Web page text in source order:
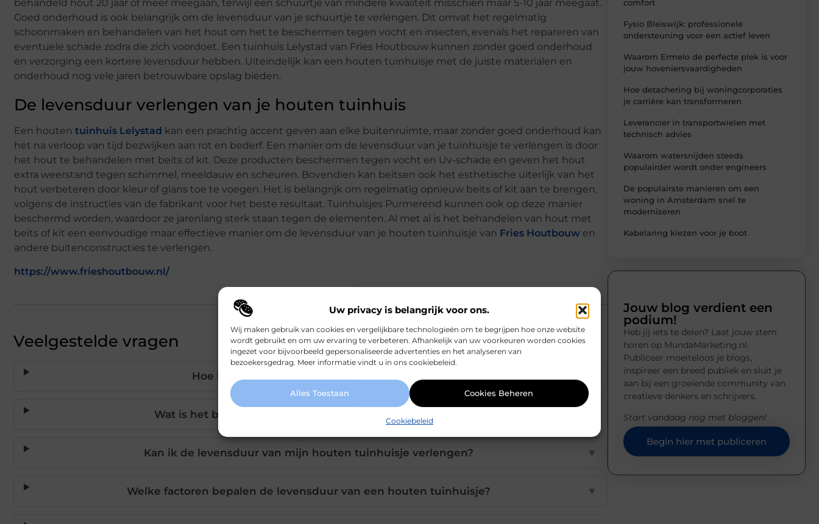
Uw privacy is belangrijk voor ons.
Wij maken gebruik van cookies en vergelijkbare technologieën om te begrijpen hoe onze website
wordt gebruikt en om uw ervaring te verbeteren. Afhankelijk van uw voorkeuren worden cookies
ingezet voor bijvoorbeeld gepersonaliseerde advertenties en het analyseren van
bezoekersgedrag. Meer informatie vindt u in ons cookiebeleid.
Alles Toestaan Cookies Beheren
Cookiebeleid
behandeld hout 20 jaar of meer meegaan, terwijl een schuurtje van mindere kwaliteit misschien maar 5-10 jaar meegaat.
Goed onderhoud is ook belangrijk om de levensduur van je schuurtje te verlengen. Dit omvat het regelmatig
schoonmaken en behandelen van het hout om het te beschermen tegen vocht en insecten, evenals het repareren van
eventuele schade zodra die zich voordoet. Een tuinhuis Lelystad van Fries Houtbouw kunnen zonder goed onderhoud
en verzorging een kortere levensduur hebben. Uiteindelijk kan een houten tuinhuisje met de juiste materialen en
onderhoud nog vele jaren betrouwbare opslag bieden.
De levensduur verlengen van je houten tuinhuis
Een houten tuinhuis Lelystad kan een prachtig accent geven aan elke buitenruimte, maar zonder goed onderhoud kan
het na verloop van tijd bezwijken aan rot en bederf. Een manier om de levensduur van je tuinhuisje te verlengen is door
het hout te behandelen met beits of kit. Deze producten beschermen tegen vocht en Uv-schade en geven het hout
extra weerstand tegen schimmel, meeldauw en scheuren. Bovendien kan beitsen ook het esthetische uiterlijk van het
hout verbeteren door kleur of glans toe te voegen. Het is belangrijk om regelmatig opnieuw beits of kit aan te brengen,
volgens de instructies van de fabrikant voor het beste resultaat. Tuinhuisjes Purmerend kunnen ook op deze manier
beschermd worden, waardoor ze jarenlang sterk staan tegen de elementen. Al met al is het behandelen van hout met
beits of kit een eenvoudige maar effectieve manier om de levensduur van je houten tuinhuisje van Fries Houtbouw en
andere buitenconstructies te verlengen.
https://www.frieshoutbouw.nl/
Veelgestelde vragen
Hoe lang gaat een houten tuinhuisje mee?
Wat is het beste onderhoud voor een houten tuinhuisje?
Kan ik de levensduur van mijn houten tuinhuisje verlengen? ▼
Welke factoren bepalen de levensduur van een houten tuinhuisje? ▼
comfort
Fysio Bleiswijk: professionele
ondersteuning voor een actief leven
Waarom Ermelo de perfecte plek is voor
jouw hoveniersvaardigheden
Hoe detachering bij woningcorporaties
je carrière kan transformeren
Leverancier in transportwielen met
technisch advies
Waarom watersnijden steeds
populairder wordt onder engineers
De populairste manieren om een
woning in Amsterdam snel te
moderniseren
Kabelaring kiezen voor je boot
Jouw blog verdient een
podium!
Heb jij iets te delen? Laat jouw stem
horen op MundaMarketing.nl.
Publiceer moeiteloos je blogs,
inspireer een breed publiek en sluit je
aan bij een groeiende community van
creatieve denkers en schrijvers.
Start vandaag nog met bloggen!
Begin hier met publiceren